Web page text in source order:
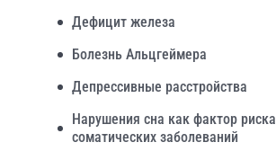
Дефицит железа
Болезнь Альцгеймера
Депрессивные расстройства
Нарушения сна как фактор риска
соматических заболеваний